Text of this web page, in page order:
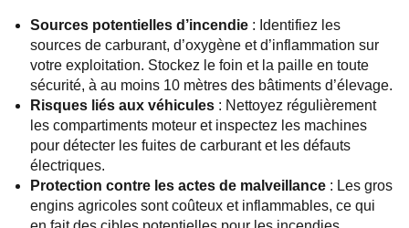
Sources potentielles d’incendie: Identifiez les
sources de carburant, d’oxygène et d’inflammation sur
votre exploitation. Stockez le foin et la paille en toute
sécurité, à au moins 10 mètres des bâtiments d’élevage.
Risques liés aux véhicules: Nettoyez régulièrement
les compartiments moteur et inspectez les machines
pour détecter les fuites de carburant et les défauts
électriques.
Protection contre les actes de malveillance: Les gros
engins agricoles sont coûteux et inflammables, ce qui